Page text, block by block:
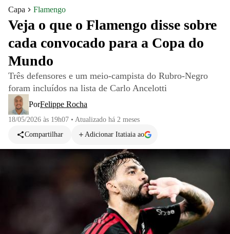
Capa Flamengo
Veja o que o Flamengo disse sobre
cada convocado para a Copa do
Mundo
Três defensores e um meio-campista do Rubro-Negro
foram incluídos na lista de Carlo Ancelotti
PorFelippe Rocha
18/05/2026 às 19h07 • Atualizado há 2 meses
Compartilhar
Adicionar Itatiaia ao